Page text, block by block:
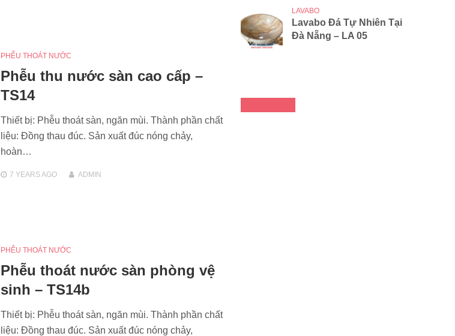
PHỄU THOÁT NƯỚC
Phễu thu nước sàn cao cấp –
TS14
Thiết bị: Phễu thoát sàn, ngăn mùi. Thành phần chất
liệu: Đồng thau đúc. Sản xuất đúc nóng chảy,
hoàn…
7 YEARSAGO ADMIN
PHỄU THOÁT NƯỚC
Phễu thoát nước sàn phòng vệ
sinh – TS14b
Thiết bị: Phễu thoát sàn, ngăn mùi. Thành phần chất
liệu: Đồng thau đúc. Sản xuất đúc nóng chảy,
LAVABO
Lavabo Đá Tự Nhiên Tại
Đà Nẵng – LA 05